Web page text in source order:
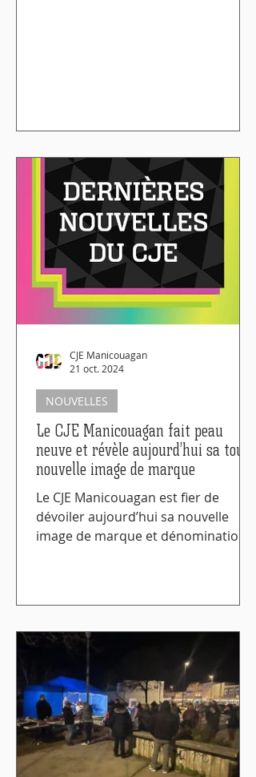
Le CJE Manicouagan fait peau
neuve et révèle aujourd’hui sa toute
nouvelle image de marque
Le CJE Manicouagan est fier de
dévoiler aujourd’hui sa nouvelle
image de marque et dénomination :
NOUVELLES
CJE Manicouagan
21 oct. 2024